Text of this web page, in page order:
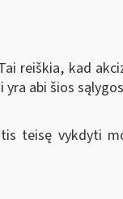
reiškia, kad
abi šios
teisę vykdyti